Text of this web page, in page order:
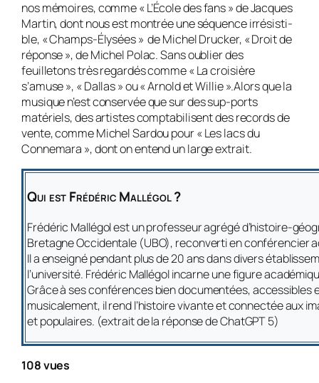
nos mémoires, comme « L’École des fans » de Jacques
Martin, dont nous est montrée une séquence irrésisti-
ble, « Champs-Élysées » de Michel Drucker, « Droit de
réponse », de Michel Polac. Sans oublier des
feuilletons très regardés comme « La croisière
s’amuse », « Dallas » ou « Arnold et Willie ».Alors que la
musique n’est conservée que sur des sup-ports
matériels, des artistes comptabilisent des records de
vente, comme Michel Sardou pour « Les lacs du
Connemara », dont on entend un large extrait.
Qui est Frédéric Mallégol ?
Frédéric Mallégol est un professeur agrégé d’histoire-
Bretagne Occidentale (UBO), reconverti en conférencier
Il a enseigné pendant plus de 20 ans dans divers
l’université. Frédéric Mallégol incarne une figure
Grâce à ses conférences bien documentées, accessibles
musicalement, il rend l’histoire vivante et connectée aux
et populaires. (extrait de la réponse de ChatGPT 5)
108 vues